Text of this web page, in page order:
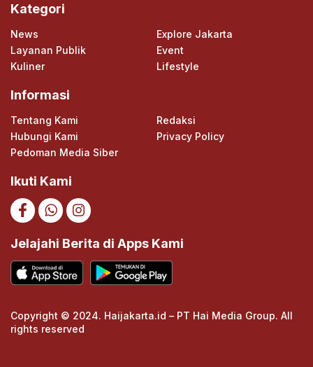
Kategori
News
Explore Jakarta
Layanan Publik
Event
Kuliner
Lifestyle
Informasi
Tentang Kami
Redaksi
Hubungi Kami
Privacy Policy
Pedoman Media Siber
Ikuti Kami
Jelajahi Berita di Apps Kami
Copyright © 2024. Haijakarta.id – PT Hai Media Group. All
rights reserved